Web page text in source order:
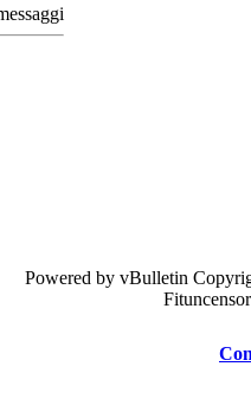
Powered by vBulletin